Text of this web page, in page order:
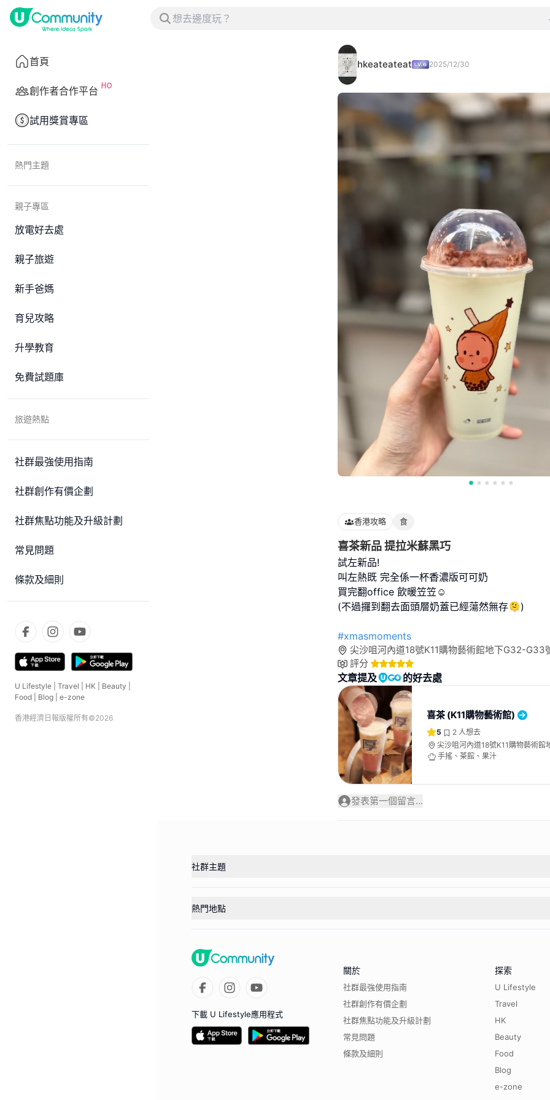
首頁
創作者合作平台
試用獎賞專區
熱門主題
親子專區
放電好去處
親子旅遊
新手爸媽
育兒攻略
升學教育
免費試題庫
旅遊熱點
社群最強使用指南
社群創作有價企劃
社群焦點功能及升級計劃
常見問題
條款及細則
U Lifestyle Travel HK Beauty
Food
Blog e-zone
香港經濟日報版權所有©2026
hkeateateat 2025/12/30
香港攻略 食
喜茶新品 提拉米蘇黑巧
試左新品!
叫左熱既 完全係一杯香濃版可可奶
買完翻office 飲暖笠笠☺️
(不過攞到翻去面頭層奶蓋已經蕩然無存🫠)
#xmasmoments
尖沙咀河內道18號K11購物藝術館地下G32-G33
評分
文章提及 的好去處
喜茶 (K11購物藝術館)
5 2 人想去
尖沙咀河內道18號K11購物藝術
號舖
手搖、茶館、果汁
發表第一個留言...
社群主題
熱門地點
下載 U Lifestyle應用程式
關於
社群最強使用指南
社群創作有價企劃
社群焦點功能及升級計劃
常見問題
條款及細則
探索
U Lifestyle
Travel
HK
Beauty
Food
Blog
e-zone